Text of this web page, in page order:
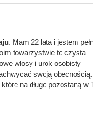
. Mam 22 lata i jestem
towarzystwie to czysta
włosy i urok osobisty
swoją obecnością.
na długo pozostaną w